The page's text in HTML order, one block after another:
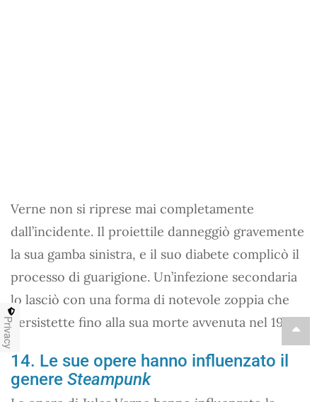
Verne non si riprese mai completamente
dall’incidente. Il proiettile danneggiò gravemente
la sua gamba sinistra, e il suo diabete complicò il
processo di guarigione. Un’infezione secondaria
lo lasciò con una forma di notevole zoppia che
persistette fino alla sua morte avvenuta nel 1905.
14. Le sue opere hanno influenzato il
genere Steampunk
Privacy